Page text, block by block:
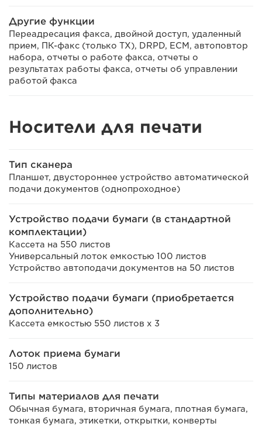
Другие функции
Переадресация факса, двойной доступ, удаленный
прием, ПК-факс (только TX), DRPD, ECM, автоповтор
набора, отчеты о работе факса, отчеты о
результатах работы факса, отчеты об управлении
работой факса
Носители для печати
Тип сканера
Планшет, двустороннее устройство автоматической
подачи документов (однопроходное)
Устройство подачи бумаги (в стандартной
комплектации)
Кассета на 550 листов
Универсальный лоток емкостью 100 листов
Устройство автоподачи документов на 50 листов
Устройство подачи бумаги (приобретается
дополнительно)
Кассета емкостью 550 листов x 3
Лоток приема бумаги
150 листов
Типы материалов для печати
Обычная бумага, вторичная бумага, плотная бумага,
тонкая бумага, этикетки, открытки, конверты